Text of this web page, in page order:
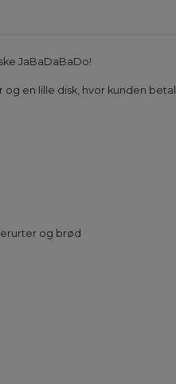
JaBaDaBaDo!
en lille disk, hvor kunden
og brød